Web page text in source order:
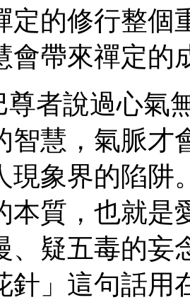
定的修行整個
會帶來禪定的
尊者說過心氣
智慧，氣脈才
現象界的陷阱
本質，也就是
、疑五毒的妄
針」這句話用